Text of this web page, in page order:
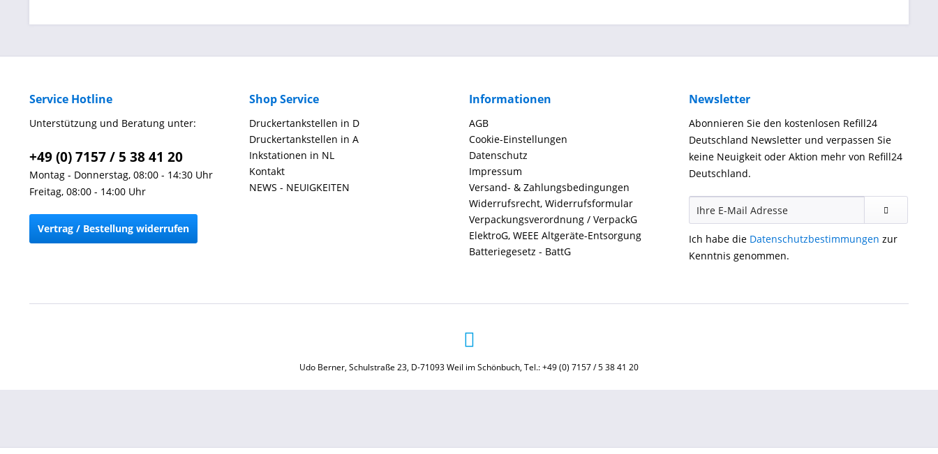
Service Hotline
Unterstützung und Beratung unter:
+49 (0) 7157 / 5 38 41 20
Montag - Donnerstag, 08:00 - 14:30 Uhr
Freitag, 08:00 - 14:00 Uhr
Vertrag / Bestellung widerrufen
Shop Service
Druckertankstellen in D
Druckertankstellen in A
Inkstationen in NL
Kontakt
NEWS - NEUIGKEITEN
Informationen
AGB
Cookie-Einstellungen
Datenschutz
Impressum
Versand- & Zahlungsbedingungen
Widerrufsrecht, Widerrufsformular
Verpackungsverordnung / VerpackG
ElektroG, WEEE Altgeräte-Entsorgung
Batteriegesetz - BattG
Newsletter
Abonnieren Sie den kostenlosen Refill24
Deutschland Newsletter und verpassen Sie
keine Neuigkeit oder Aktion mehr von Refill24
Deutschland.
Ich habe die Datenschutzbestimmungen zur
Kenntnis genommen.
Udo Berner, Schulstraße 23, D-71093 Weil im Schönbuch, Tel.: +49 (0) 7157 / 5 38 41 20